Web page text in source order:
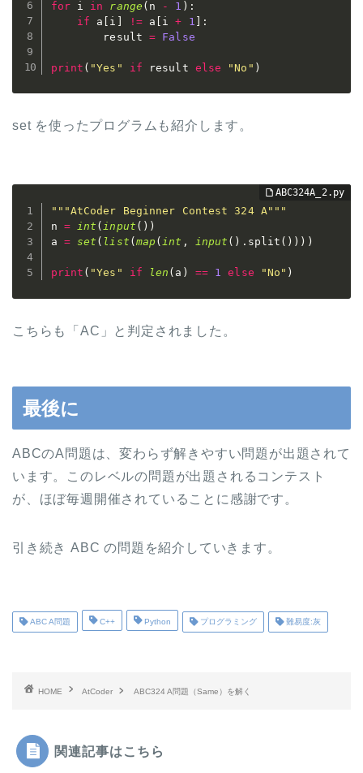
for i in range ( n - 1 ) :
if a [ i ] != a [ i + 1 ] :
        result
= False
print ( "Yes" if result else "No" )
set を使ったプログラムも紹介します。
"""AtCoder Beginner Contest 324 A"""
n = int (input ( ) )
a = set ( list ( map (int , input ( ) . split ( ) ) ) )
print ( "Yes" if len ( a ) == 1 else "No" )
こちらも「AC」と判定されました。
最後に
ABCのA問題は、変わらず解きやすい問題が出題されて
います。このレベルの問題が出題されるコンテスト
が、ほぼ毎週開催されていることに感謝です。
引き続き ABC の問題を紹介していきます。
ABC A問題 C++ Python プログラミング 難易度:灰
HOME AtCoder ABC324 A問題（Same）を解く
関連記事はこちら